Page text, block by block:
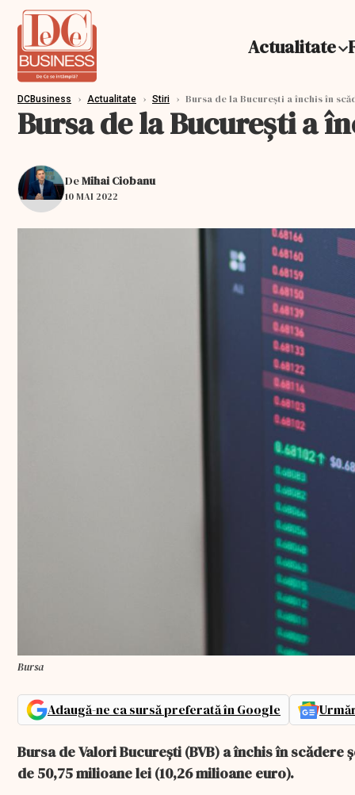
Actualitate
DCBusiness › Actualitate › Stiri › Bursa de la Bucureşti a închis în
Bursa de la Bucureşti a
DeMihai Ciobanu
10 MAI 2022
Bursa
Adaugă-ne ca sursă preferată în Google
Bursa de Valori Bucureşti (BVB) a închis în
de 50,75 milioane lei (10,26 milioane euro).